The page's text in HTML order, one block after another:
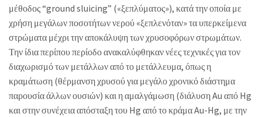
μέθοδος “ground sluicing” («ξεπλύματος»), κατά την οποία με
χρήση μεγάλων ποσοτήτων νερού «ξεπλενόταν» τα υπερκείμενα
στρώματα μέχρι την αποκάλυψη των χρυσοφόρων στρωμάτων.
Την ίδια περίπου περίοδο ανακαλύφθηκαν νέες τεχνικές για τον
διαχωρισμό των μετάλλων από το μετάλλευμα, όπως η
κραμάτωση (θέρμανση χρυσού για μεγάλο χρονικό διάστημα
παρουσία άλλων ουσιών) και η αμαλγάμωση (διάλυση Au από Hg
και στην συνέχεια απόσταξη του Hg από το κράμα Au-Hg, με την